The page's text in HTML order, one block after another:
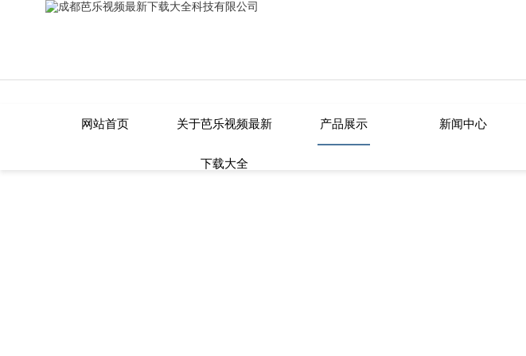
芭乐视频最新下载大全,芭乐APP在线网站进入安卓
网站首页 关于芭乐视频最新
下载大全
产品展示 新闻中心